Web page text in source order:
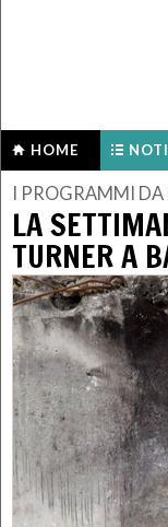
HOME
I PROGRAMMI
LA
TURNER A